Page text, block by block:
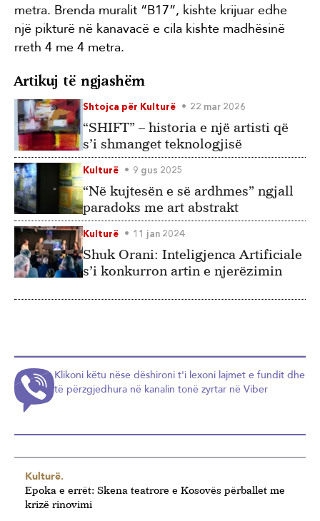
metra. Brenda muralit “B17”, kishte krijuar edhe
një pikturë në kanavacë e cila kishte madhësinë
rreth 4 me 4 metra.
Artikuj të ngjashëm
Shtojca për Kulturë 22 mar 2026
“SHIFT” – historia e një artisti që
s’i shmanget teknologjisë
Kulturë 9 gus 2025
“Në kujtesën e së ardhmes” ngjall
paradoks me art abstrakt
Kulturë 11 jan 2024
Shuk Orani: Inteligjenca Artificiale
s’i konkurron artin e njerëzimin
Klikoni këtu nëse dëshironi t'i lexoni lajmet e fundit dhe
të përzgjedhura në kanalin tonë zyrtar në Viber
Kulturë.
Epoka e errët: Skena teatrore e Kosovës përballet me
krizë rinovimi